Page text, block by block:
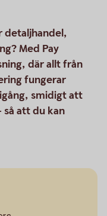
detaljhandel,
Med Pay
där allt från
fungerar
smidigt att
att du kan